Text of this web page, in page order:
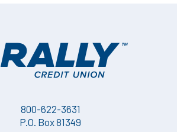
800-622-3631
P.O. Box 81349